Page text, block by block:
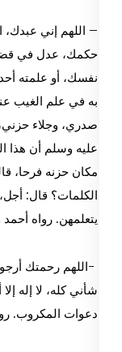
– اللهم إني
حكمك، عدل في
نفسك، أو علمته
به في علم الغيب
صدري، وجلاء
عليه وسلم أن هذا
مكان حزنه فرحا،
الكلمات؟ قال:
يتعلمهن. رواه
-اللهم رحمتك
شأني كله، لا إله
دعوات المكروب.